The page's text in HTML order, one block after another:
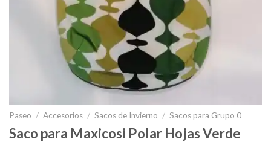
Paseo / Accesorios / Sacos de Invierno / Sacos para Grupo 0
Saco para Maxicosi Polar Hojas Verde